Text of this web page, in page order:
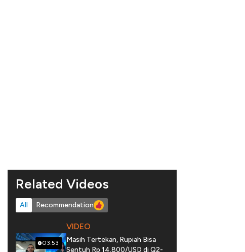
Related Videos
All Recommendation
03:53
VIDEO
Masih Tertekan, Rupiah Bisa
Sentuh Rp 14.800/USD di Q2-